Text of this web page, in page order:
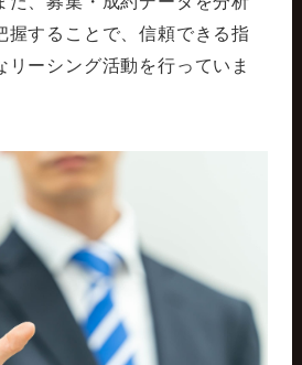
握することで、信頼できる指
リーシング活動を行っていま